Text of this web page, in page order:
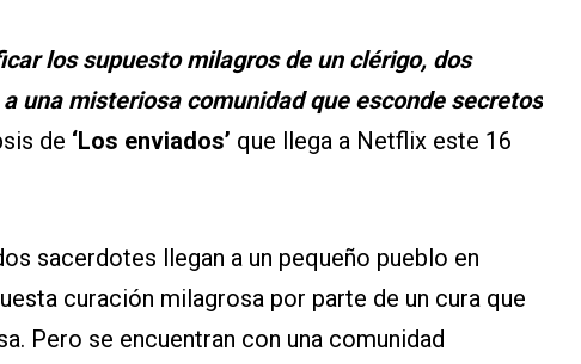
los supuesto milagros de un clérigo, dos
una misteriosa comunidad que esconde secretos
de ‘Los enviados’ que llega a Netflix este 16
sacerdotes llegan a un pequeño pueblo en
curación milagrosa por parte de un cura que
Pero se encuentran con una comunidad